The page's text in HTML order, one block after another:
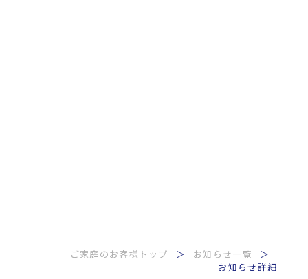
ご家庭のお客様トップ
お知らせ一覧
お知らせ詳細